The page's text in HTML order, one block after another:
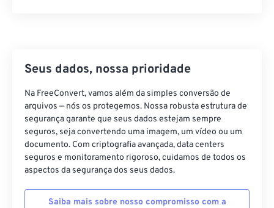
Seus dados, nossa prioridade
Na FreeConvert, vamos além da simples conversão de
arquivos — nós os protegemos. Nossa robusta estrutura de
segurança garante que seus dados estejam sempre
seguros, seja convertendo uma imagem, um vídeo ou um
documento. Com criptografia avançada, data centers
seguros e monitoramento rigoroso, cuidamos de todos os
aspectos da segurança dos seus dados.
Saiba mais sobre nosso compromisso com a